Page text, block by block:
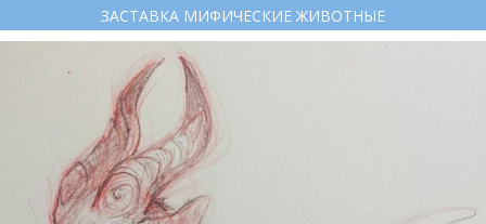
ЗАСТАВКА МИФИЧЕСКИЕ ЖИВОТНЫЕ